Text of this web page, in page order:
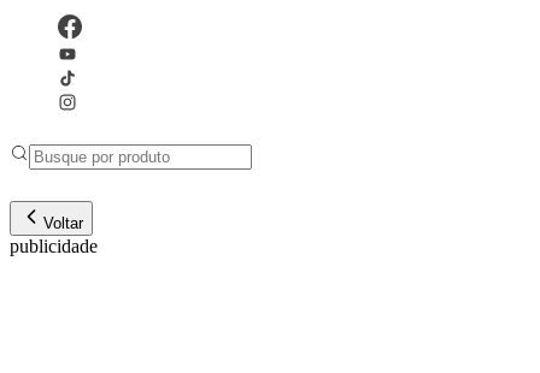
Voltar
publicidade